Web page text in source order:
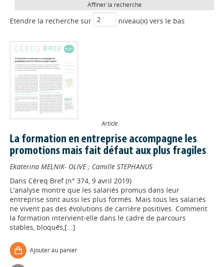
Affiner la recherche
Etendre la recherche sur niveau(x) vers le bas
Article
La formation en entreprise accompagne les
promotions mais fait défaut aux plus fragiles
Ekaterina MELNIK- OLIVE; Camille STEPHANUS
Dans Céreq Bref (n° 374, 9 avril 2019)
L'analyse montre que les salariés promus dans leur
entreprise sont aussi les plus formés. Mais tous les salariés
ne vivent pas des évolutions de carrière positives. Comment
la formation intervient-elle dans le cadre de parcours
stables, bloqués,[...]
Ajouter au panier